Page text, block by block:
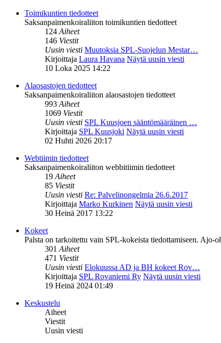
Toimikuntien tiedotteet
Saksanpaimenkoiraliiton toimikuntien tiedotteet
124Aiheet
146 Viestit
Uusin viesti Muutoksia SPL-Suojelun Mestar…
Kirjoittaja Laura Havana Näytä uusin viesti
10 Loka 2025 14:22
Alaosastojen tiedotteet
Saksanpaimenkoiraliiton alaosastojen tiedotteet
993Aiheet
1069 Viestit
Uusin viesti SPL Kuusjoen sääntömääräinen …
Kirjoittaja SPL Kuusjoki Näytä uusin viesti
02 Huhti 2026 20:17
Webtiimin tiedotteet
Saksanpaimenkoiraliiton webbitiimin tiedotteet
19Aiheet
85 Viestit
Uusin viesti Re: Palvelinongelmia 26.6.2017
Kirjoittaja Marko Kurkinen Näytä uusin viesti
30 Heinä 2017 13:22
Kokeet
Palsta on tarkoitettu vain SPL-kokeista tiedottamiseen. Ajo-
301Aiheet
471 Viestit
Uusin viesti Elokuussa AD ja BH kokeet Rov…
Kirjoittaja SPL Rovaniemi Ry Näytä uusin viesti
19 Heinä 2024 01:49
Keskustelu
Aiheet
Viestit
Uusin viesti